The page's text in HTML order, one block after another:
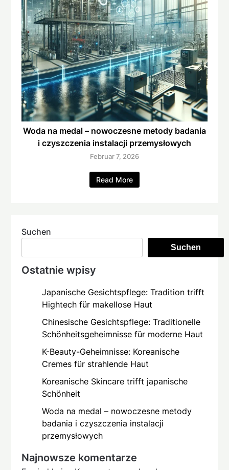
Woda na medal – nowoczesne metody badania
i czyszczenia instalacji przemysłowych
Februar 7, 2026
Read More
Suchen
Suchen
Ostatnie wpisy
Japanische Gesichtspflege: Tradition trifft
Hightech für makellose Haut
Chinesische Gesichtspflege: Traditionelle
Schönheitsgeheimnisse für moderne Haut
K-Beauty-Geheimnisse: Koreanische
Cremes für strahlende Haut
Koreanische Skincare trifft japanische
Schönheit
Woda na medal – nowoczesne metody
badania i czyszczenia instalacji
przemysłowych
Najnowsze komentarze